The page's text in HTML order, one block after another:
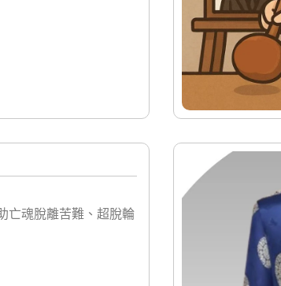
亡魂脫離苦難、超脫輪